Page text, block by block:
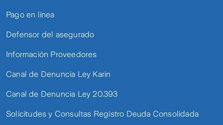
Pago en línea
Defensor del asegurado
Información Proveedores
Canal de Denuncia Ley Karin
Canal de Denuncia Ley 20.393
Solicitudes y Consultas Registro Deuda Consolidada